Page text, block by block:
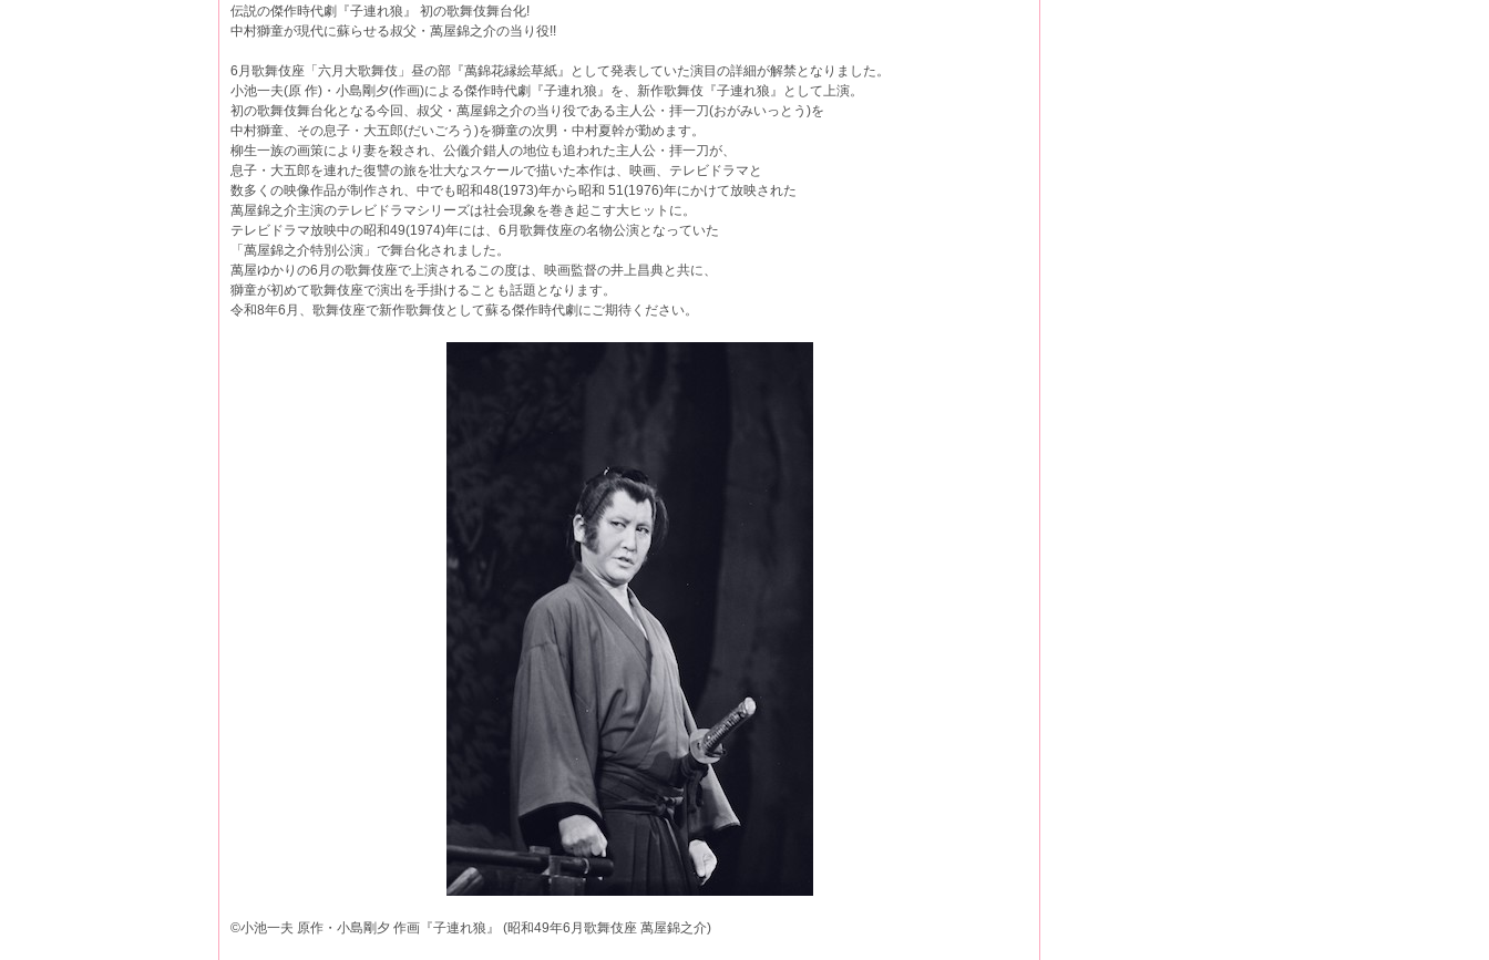
伝説の傑作時代劇『子連れ狼』 初の歌舞伎舞台化!
中村獅童が現代に蘇らせる叔父・萬屋錦之介の当り役!!
6月歌舞伎座「六月大歌舞伎」昼の部『萬錦花縁絵草紙』として発表していた演目の詳細が解禁となりました。
小池一夫(原 作)・小島剛夕(作画)による傑作時代劇『子連れ狼』を、新作歌舞伎『子連れ狼』として上演。
初の歌舞伎舞台化となる今回、叔父・萬屋錦之介の当り役である主人公・拝一刀(おがみいっとう)を
中村獅童、その息子・大五郎(だいごろう)を獅童の次男・中村夏幹が勤めます。
柳生一族の画策により妻を殺され、公儀介錯人の地位も追われた主人公・拝一刀が、
息子・大五郎を連れた復讐の旅を壮大なスケールで描いた本作は、映画、テレビドラマと
数多くの映像作品が制作され、中でも昭和48(1973)年から昭和 51(1976)年にかけて放映された
萬屋錦之介主演のテレビドラマシリーズは社会現象を巻き起こす大ヒットに。
テレビドラマ放映中の昭和49(1974)年には、6月歌舞伎座の名物公演となっていた
「萬屋錦之介特別公演」で舞台化されました。
萬屋ゆかりの6月の歌舞伎座で上演されるこの度は、映画監督の井上昌典と共に、
獅童が初めて歌舞伎座で演出を手掛けることも話題となります。
令和8年6月、歌舞伎座で新作歌舞伎として蘇る傑作時代劇にご期待ください。
©小池一夫 原作・小島剛夕 作画『子連れ狼』 (昭和49年6月歌舞伎座 萬屋錦之介)